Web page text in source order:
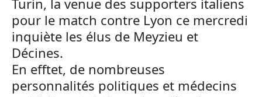
Turin, la venue des supporters italiens
pour le match contre Lyon ce mercredi
inquiète les élus de Meyzieu et
Décines.
En efftet, de nombreuses
personnalités politiques et médecins